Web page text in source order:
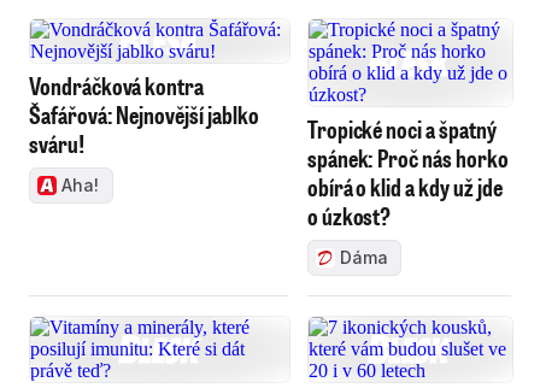
Vondráčková kontra
Šafářová: Nejnovější jablko
sváru!
Aha!
Tropické noci a špatný
spánek: Proč nás horko
obírá o klid a kdy už jde
o úzkost?
Dáma